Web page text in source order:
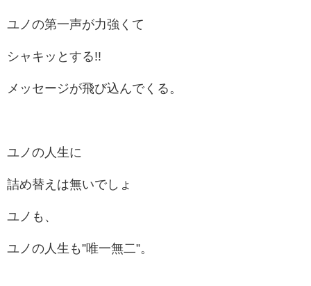
ユノの第一声が力強くて
シャキッとする!!
メッセージが飛び込んでくる。
ユノの人生に
詰め替えは無いでしょ
ユノも、
ユノの人生も”唯一無二”。